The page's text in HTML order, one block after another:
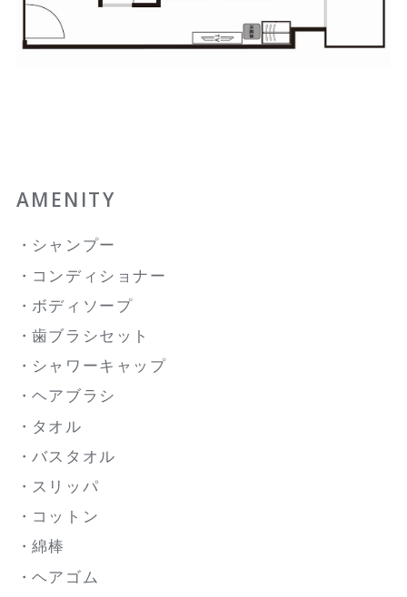
AMENITY
シャンプー
コンディショナー
ボディソープ
歯ブラシセット
シャワーキャップ
ヘアブラシ
タオル
バスタオル
スリッパ
コットン
綿棒
ヘアゴム